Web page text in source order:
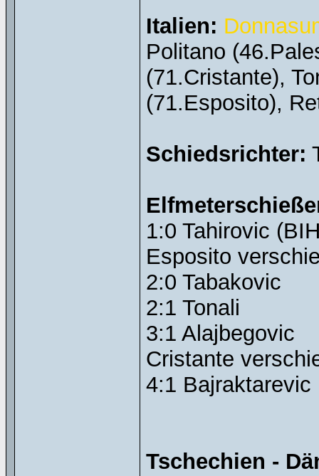
Italien:
Politano
(71.Cristante),
(71.Esposito),
Schiedsrichter:
1:0 Tahirovic
Esposito
2:0 Tabakovic
2:1 Tonali
3:1 Alajbegovic
Cristante
4:1 Bajraktarevic
Tschechien -